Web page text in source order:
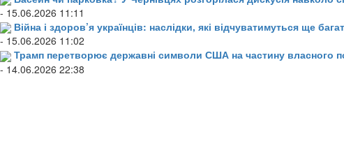
- 15.06.2026 11:11
Війна і здоров’я українців: наслідки, які відчуватимуться ще
- 15.06.2026 11:02
Трамп перетворює державні символи США на частину власного
- 14.06.2026 22:38